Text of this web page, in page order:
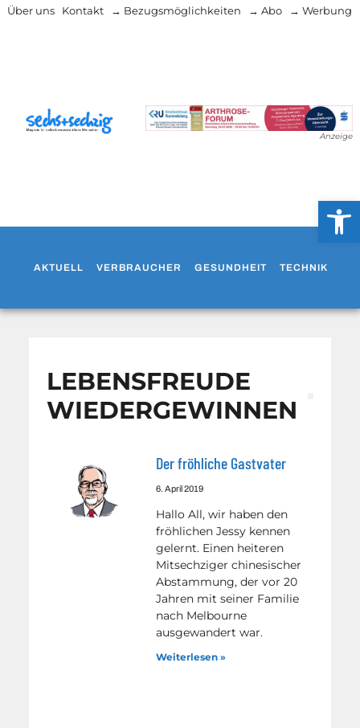
Über uns Kontakt → Bezugsmöglichkeiten → Abo → Werbung
Anzeige
AKTUELL VERBRAUCHER GESUNDHEIT TECHNIK
LEBENSFREUDE
WIEDERGEWINNEN
Der fröhliche Gastvater
6. April 2019
Hallo All, wir haben den
fröhlichen Jessy kennen
gelernt. Einen heiteren
Mitsechziger chinesischer
Abstammung, der vor 20
Jahren mit seiner Familie
nach Melbourne
ausgewandert war.
Weiterlesen »